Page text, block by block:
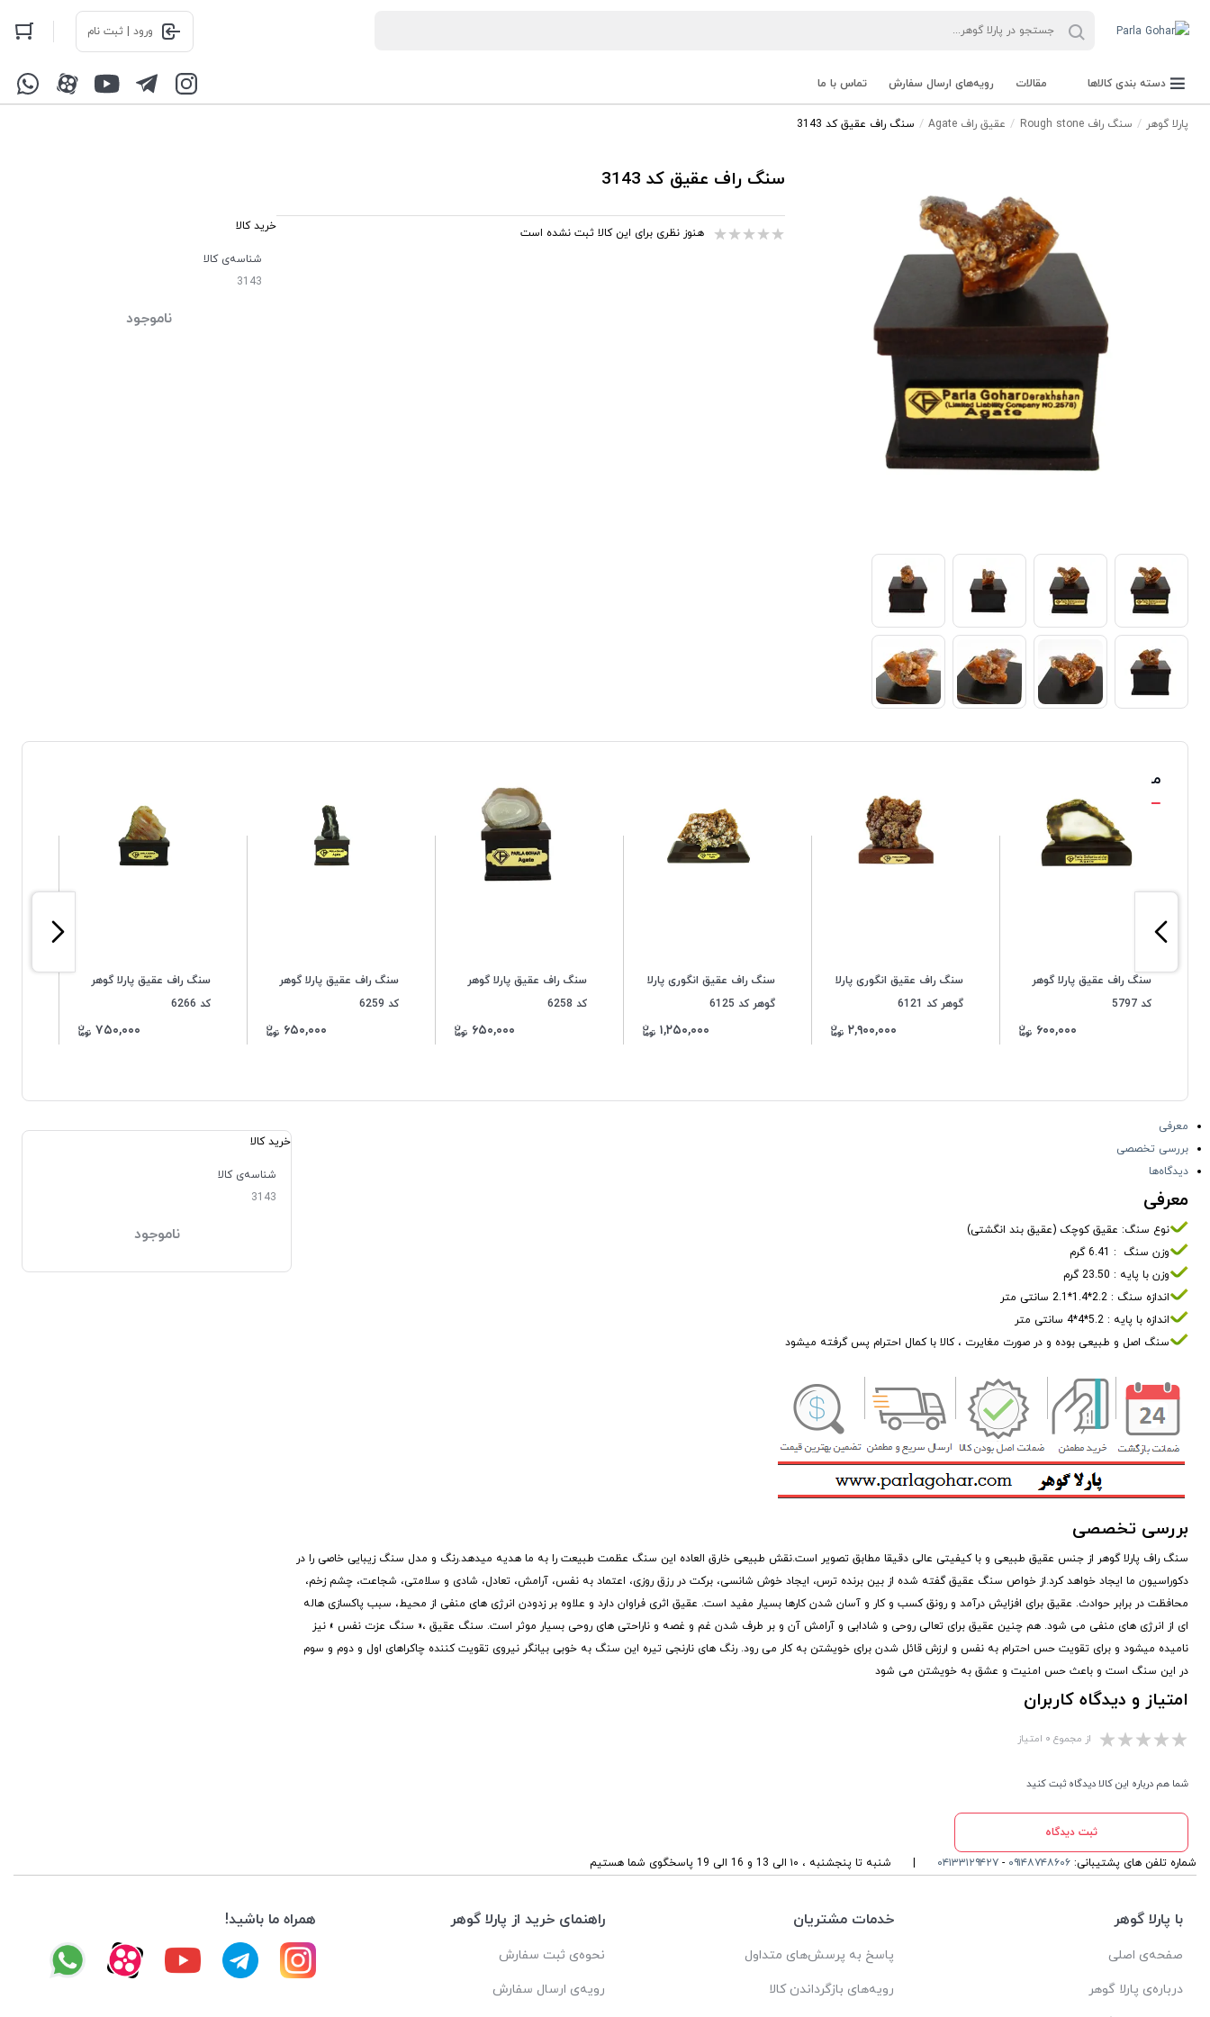
ورود | ثبت نام
دسته بندی کالاها مقالات رویه‌های ارسال سفارش تماس با ما
پارلا گوهر سنگ راف Rough stone عقیق راف Agate سنگ راف عقیق کد 3143
سنگ راف عقیق کد 3143
هنوز نظری برای این کالا ثبت نشده است
خرید کالا
شناسه‌ی کالا
3143
ناموجود
محصولات مشابه
سنگ راف عقیق پارلا گوهر
کد 5797
۶۰۰,۰۰۰
سنگ راف عقیق انگوری پارلا
گوهر کد 6121
۲,۹۰۰,۰۰۰
سنگ راف عقیق انگوری پارلا
گوهر کد 6125
۱,۲۵۰,۰۰۰
سنگ راف عقیق پارلا گوهر
کد 6258
۶۵۰,۰۰۰
سنگ راف عقیق پارلا گوهر
کد 6259
۶۵۰,۰۰۰
سنگ راف عقیق پارلا گوهر
کد 6266
۷۵۰,۰۰۰
معرفی
بررسی تخصصی
دیدگاه‌ها
معرفی
نوع سنگ: عقیق کوچک (عقیق بند انگشتی)
وزن سنگ : 6.41 گرم
وزن با پایه : 23.50 گرم
اندازه سنگ : 2.2*1.4*2.1 سانتی متر
اندازه با پایه : 5.2*4*4 سانتی متر
سنگ اصل و طبیعی بوده و در صورت مغایرت ، کالا با کمال احترام پس گرفته میشود
بررسی تخصصی
سنگ راف پارلا گوهر از جنس عقیق طبیعی و با کیفیتی عالی دقیقا مطابق تصویر است.نقش طبیعی خارق العاده این سنگ عظمت طبیعت را به ما هدیه میدهد.رنگ و مدل سنگ زیبایی خاصی را در
دکوراسیون ما ایجاد خواهد کرد.از خواص سنگ عقیق گفته شده از بین برنده ترس، ایجاد خوش شانسی، برکت در رزق روزی، اعتماد به نفس، آرامش، تعادل، شادی و سلامتی، شجاعت، چشم زخم،
محافظت در برابر حوادث. عقیق برای افزایش درآمد و رونق کسب و کار و آسان شدن کارها بسیار مفید است. عقیق اثری فراوان دارد و علاوه بر زدودن انرژی های منفی از محیط، سبب پاکسازی هاله
ای از انرژی های منفی می شود. هم چنین عقیق برای تعالی روحی و شادابی و آرامش آن و بر طرف شدن غم و غصه و ناراحتی های روحی بسیار موثر است. سنگ عقیق ،« سنگ عزت نفس » نیز
نامیده میشود و برای تقویت حس احترام به نفس و ارزش قائل شدن برای خویشتن به کار می رود. رنگ های نارنجی تیره این سنگ به خوبی بیانگر نیروی تقویت کننده چاکراهای اول و دوم و سوم
در این سنگ است و باعث حس امنیت و عشق به خویشتن می شود
امتیاز و دیدگاه کاربران
از مجموع ۰ امتیاز
شما هم درباره این کالا دیدگاه ثبت کنید
ثبت دیدگاه
خرید کالا
شناسه‌ی کالا
3143
ناموجود
شماره تلفن های پشتیبانی: ۰۹۱۴۸۷۴۸۶۰۶ - ۰۴۱۳۳۱۲۹۴۲۷ شنبه تا پنجشنبه ، ۱۰ الی 13 و 16 الی 19 پاسخگوی شما هستیم
با پارلا گوهر
صفحه‌ی اصلی
درباره‌ی پارلا گوهر
خدمات مشتریان
پاسخ به پرسش‌های متداول
رویه‌های بازگرداندن کالا
راهنمای خرید از پارلا گوهر
نحوه‌ی ثبت سفارش
رویه‌ی ارسال سفارش
همراه ما باشید!